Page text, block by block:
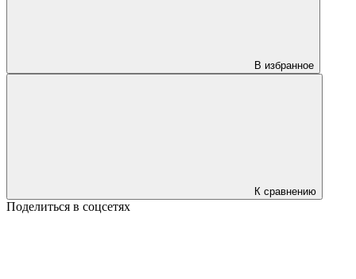
В избранное
К сравнению
Поделиться в соцсетях